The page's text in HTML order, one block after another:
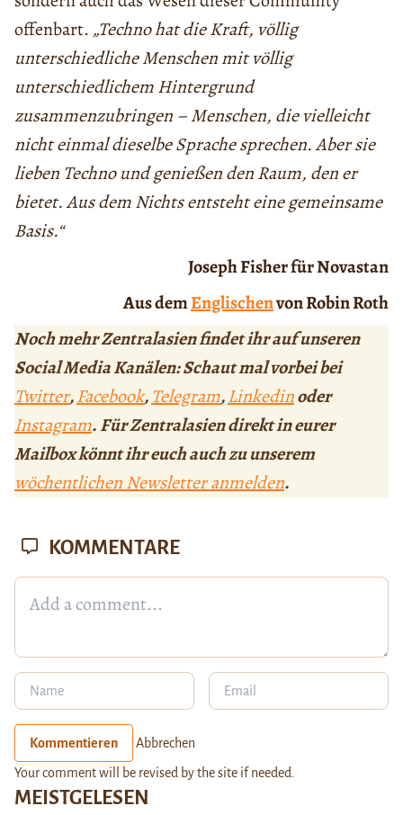
offenbart. „Techno hat die Kraft, völlig
unterschiedliche Menschen mit völlig
unterschiedlichem Hintergrund
zusammenzubringen – Menschen, die vielleicht
nicht einmal dieselbe Sprache sprechen. Aber sie
lieben Techno und genießen den Raum, den er
bietet. Aus dem Nichts entsteht eine gemeinsame
Basis.“
Joseph Fisher für Novastan
Aus demEnglischenvon Robin Roth
Noch mehr Zentralasien findet ihr auf unseren
Social Media Kanälen: Schaut mal vorbei bei
Twitter,Facebook,Telegram,Linkedinoder
Instagram. Für Zentralasien direkt in eurer
Mailbox könnt ihr euch auch zu unserem
wöchentlichen Newsletter anmelden.
MEISTGELESEN
KOMMENTARE
Kommentieren Abbrechen
Your comment will be revised by the site if needed.